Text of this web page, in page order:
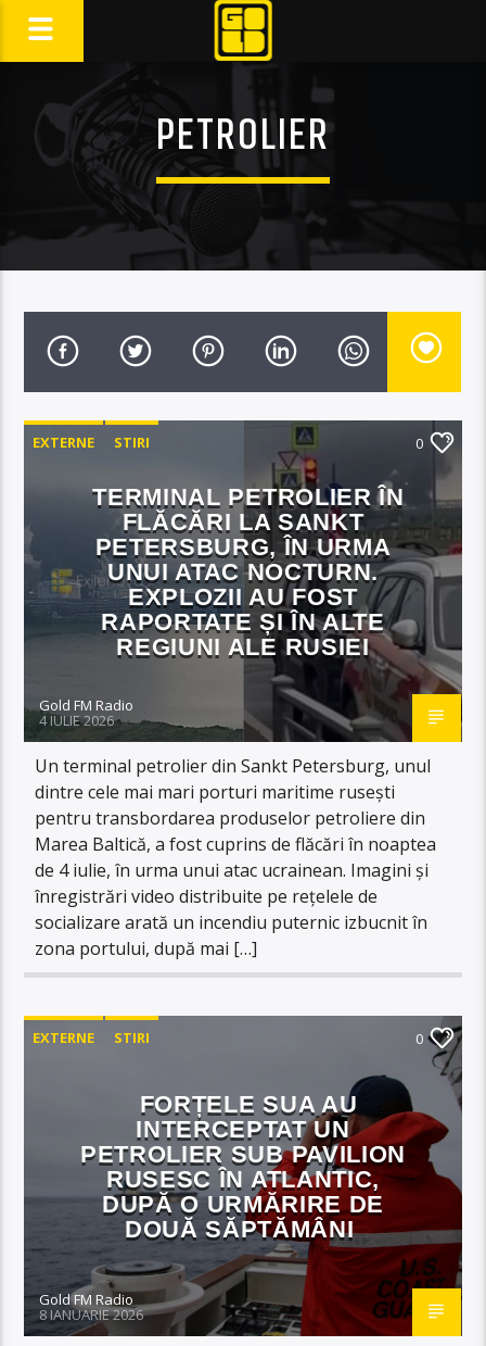
PETROLIER
EXTERNE STIRI 0
TERMINAL PETROLIER ÎN
FLĂCĂRI LA SANKT
PETERSBURG, ÎN URMA
UNUI ATAC NOCTURN.
EXPLOZII AU FOST
RAPORTATE ȘI ÎN ALTE
REGIUNI ALE RUSIEI
Gold FM Radio
4 IULIE 2026
Un terminal petrolier din Sankt Petersburg, unul
dintre cele mai mari porturi maritime rusești
pentru transbordarea produselor petroliere din
Marea Baltică, a fost cuprins de flăcări în noaptea
de 4 iulie, în urma unui atac ucrainean. Imagini și
înregistrări video distribuite pe rețelele de
socializare arată un incendiu puternic izbucnit în
zona portului, după mai […]
EXTERNE STIRI 0
FORȚELE SUA AU
INTERCEPTAT UN
PETROLIER SUB PAVILION
RUSESC ÎN ATLANTIC,
DUPĂ O URMĂRIRE DE
DOUĂ SĂPTĂMÂNI
Gold FM Radio
8 IANUARIE 2026